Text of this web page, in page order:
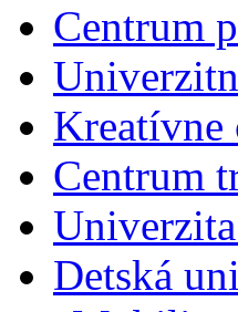
Centrum
Kreatívne
Centrum
Detská